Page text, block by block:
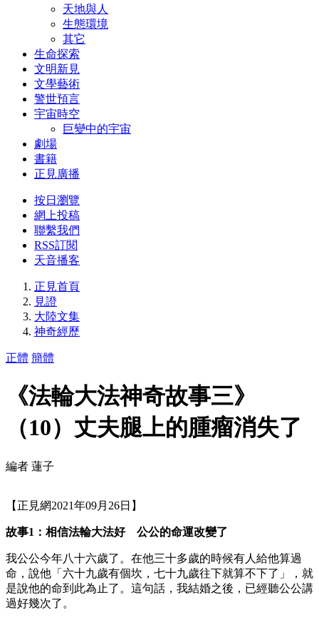
天地與人
生態環境
其它
生命探索
文明新見
文學藝術
警世預言
宇宙時空
巨變中的宇宙
劇場
書籍
正見廣播
按日瀏覽
網上投稿
聯繫我們
RSS訂閱
天音播客
正見首頁
見證
大陸文集
神奇經歷
正體 簡體
《法輪大法神奇故事三》
（10）丈夫腿上的腫瘤消失了
編者 蓮子
【正見網2021年09月26日】
故事1：相信法輪大法好 公公的命運改變了
我公公今年八十六歲了。在他三十多歲的時候有人給他算過
命，說他「六十九歲有個坎，七十九歲往下就算不下了」，就
是說他的命到此為止了。這句話，我結婚之後，已經聽公公講
過好幾次了。